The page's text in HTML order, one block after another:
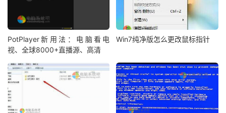
PotPlayer新用法：电脑看电
视、全球8000+直播源、高清
Win7纯净版怎么更改鼠标指针